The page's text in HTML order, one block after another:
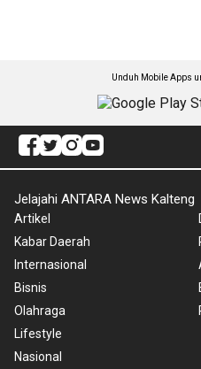
Unduh Mobile Apps
Jelajahi ANTARA News Kalteng
Artikel
Kabar Daerah
Internasional
Bisnis
Olahraga
Lifestyle
Nasional